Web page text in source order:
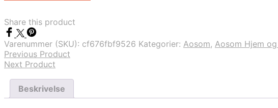
Share this product
Varenummer (SKU): cf676fbf9526 Kategorier: Aosom, Aosom Hjem
Previous Product
Next Product
Beskrivelse